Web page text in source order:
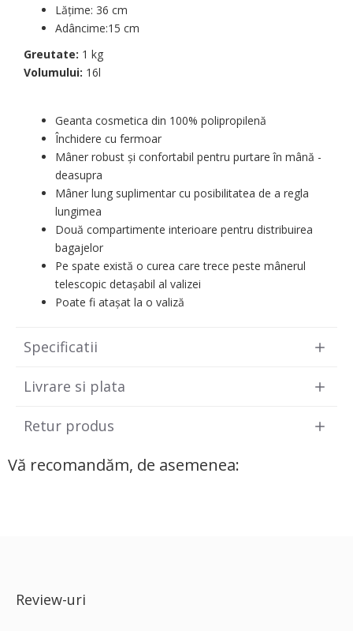
Lățime: 36 cm
Adâncime:15 cm
Greutate: 1 kg
Volumului: 16l
Geanta cosmetica din 100% polipropilenă
Închidere cu fermoar
Mâner robust și confortabil pentru purtare în mână -
deasupra
Mâner lung suplimentar cu posibilitatea de a regla
lungimea
Două compartimente interioare pentru distribuirea
bagajelor
Pe spate există o curea care trece peste mânerul
telescopic detașabil al valizei
Poate fi atașat la o valiză
Specificatii
Livrare si plata
Retur produs
Vă recomandăm, de asemenea:
Review-uri